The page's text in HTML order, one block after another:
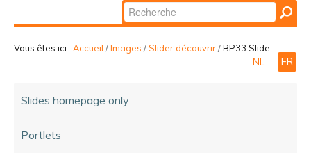
Chercher par
Recherche
avancée…
Vous êtes ici : Accueil /Images /Slider découvrir/BP33 Slide
NL FR
Slides homepage only
Portlets